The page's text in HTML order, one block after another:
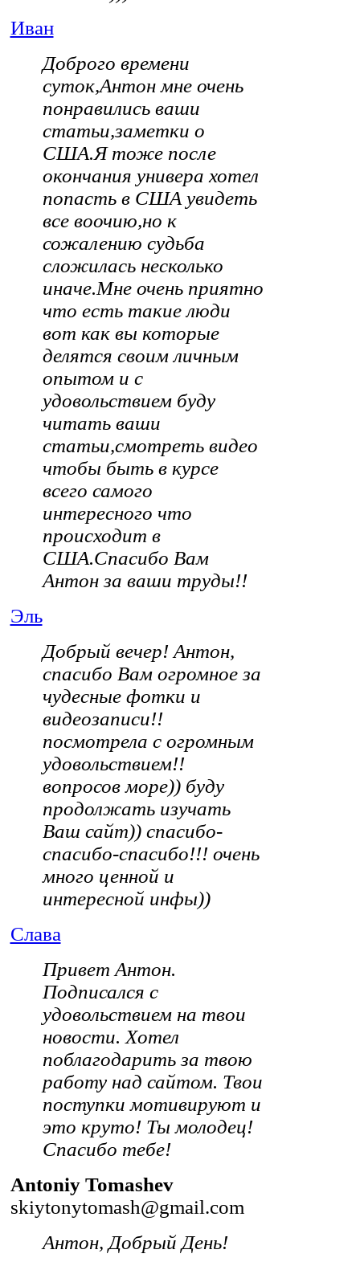
Иван
Доброго времени
суток,Антон мне очень
понравились ваши
статьи,заметки о
США.Я тоже после
окончания универа хотел
попасть в США увидеть
все воочию,но к
сожалению судьба
сложилась несколько
иначе.Мне очень приятно
что есть такие люди
вот как вы которые
делятся своим личным
опытом и с
удовольствием буду
читать ваши
статьи,смотреть видео
чтобы быть в курсе
всего самого
интересного что
происходит в
США.Спасибо Вам
Антон за ваши труды!!
Эль
Добрый вечер! Антон,
спасибо Вам огромное за
чудесные фотки и
видеозаписи!!
посмотрела с огромным
удовольствием!!
вопросов море)) буду
продолжать изучать
Ваш сайт)) спасибо-
спасибо-спасибо!!! очень
много ценной и
интересной инфы))
Слава
Привет Антон.
Подписался с
удовольствием на твои
новости. Хотел
поблагодарить за твою
работу над сайтом. Твои
поступки мотивируют и
это круто! Ты молодец!
Спасибо тебе!
Antoniy Tomashev
skiytonytomash@gmail.com
Антон, Добрый День!